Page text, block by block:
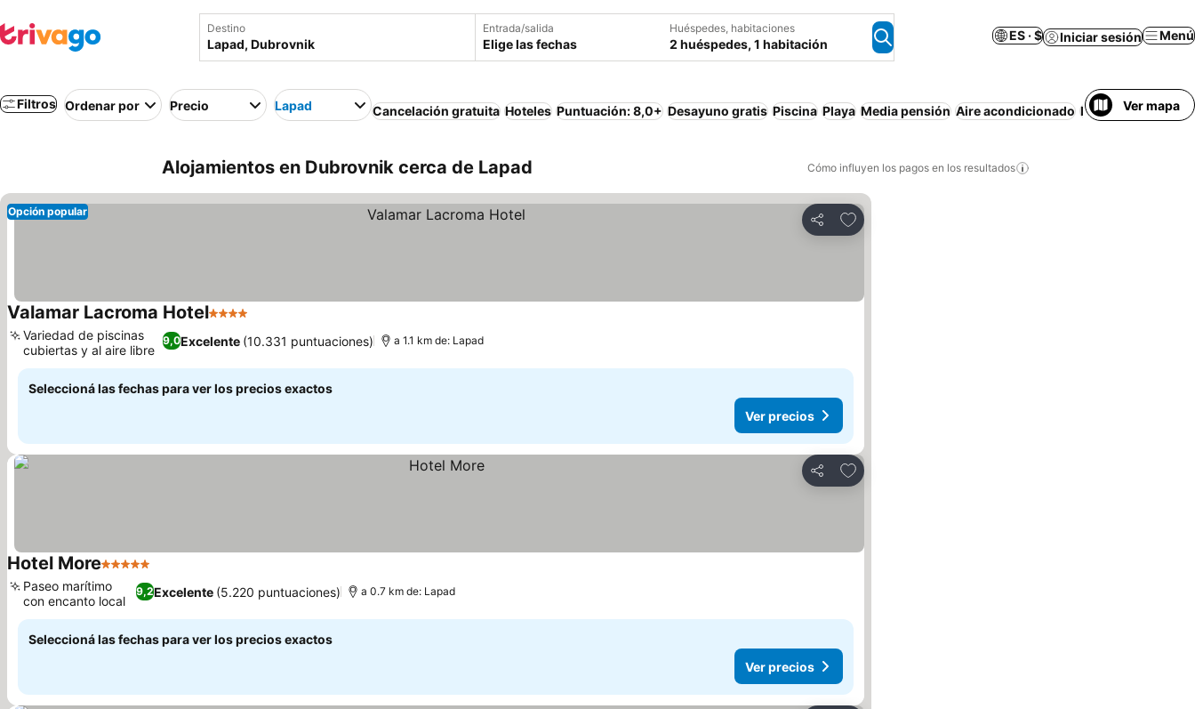
Destino Entrada/salida
Elige las fechas
Huéspedes, habitaciones
2 huéspedes, 1 habitación
ES · $ Iniciar sesión Menú
Filtros Ordenar por Precio Lapad Cancelación gratuita Hoteles Puntuación: 8,0+ Desayuno gratis Piscina Playa Media pensión Aire acondicionado Departamento
Ver mapa
Alojamientos en Dubrovnik cerca de Lapad Cómo influyen los pagos en los resultados
Compartir
Añadir a favoritos
Opción popular
Valamar Lacroma Hotel4 Estrellas
9,0Excelente (10.331 puntuaciones)
Variedad de piscinas
cubiertas y al aire libre
a 1.1 km de: Lapad
Seleccioná las fechas para ver los precios exactos
Ver precios
Compartir
Añadir a favoritos
Hotel More5 Estrellas
9,2Excelente (5.220 puntuaciones)
Paseo marítimo
con encanto local
a 0.7 km de: Lapad
Seleccioná las fechas para ver los precios exactos
Ver precios